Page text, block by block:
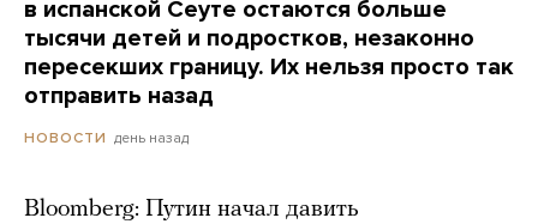
в испанской Сеуте остаются больше
тысячи детей и подростков, незаконно
пересекших границу. Их нельзя просто так
отправить назад
НОВОСТИ день назад
Bloomberg: Путин начал давить